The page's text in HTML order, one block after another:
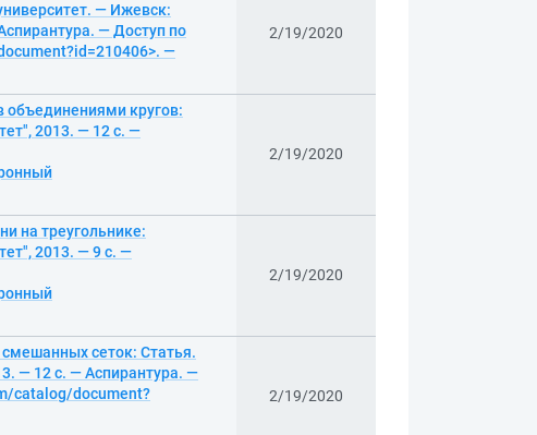
— Ижевск:
— Доступ по
—
2/19/2020
кругов:
2013. — 12 с. —
2/19/2020
на треугольнике:
2013. — 9 с. —
2/19/2020
сеток: Статья.
— 12 с. — Аспирантура. —
catalog/document?
2/19/2020